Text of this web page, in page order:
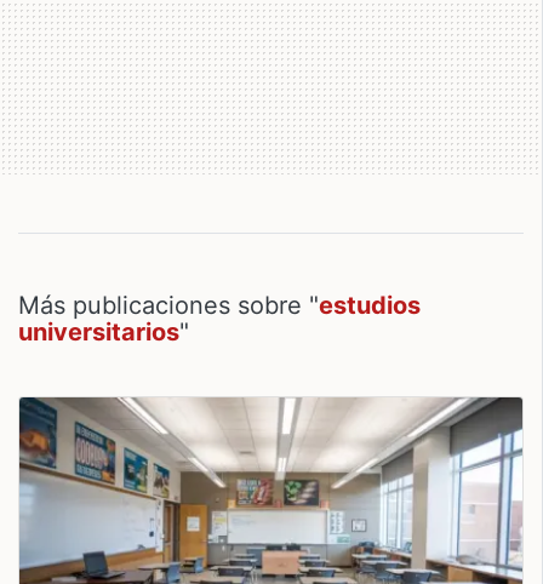
Más publicaciones sobre "estudios
universitarios"